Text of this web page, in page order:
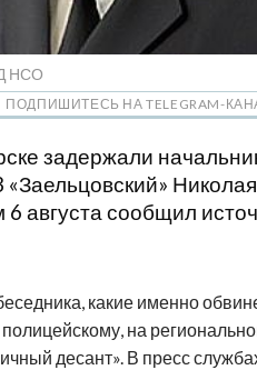
НСО
ПОДПИШИТЕСЬ НА TELEGRAM-
задержали
августа сообщил
какие именно
на
десант». В пресс